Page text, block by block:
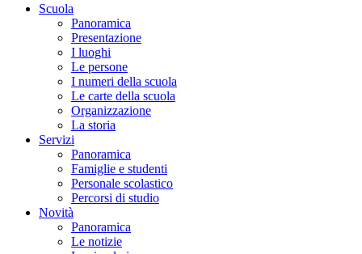
Scuola
Panoramica
Presentazione
I luoghi
Le persone
I numeri della scuola
Le carte della scuola
Organizzazione
La storia
Servizi
Panoramica
Famiglie e studenti
Personale scolastico
Percorsi di studio
Novità
Panoramica
Le notizie